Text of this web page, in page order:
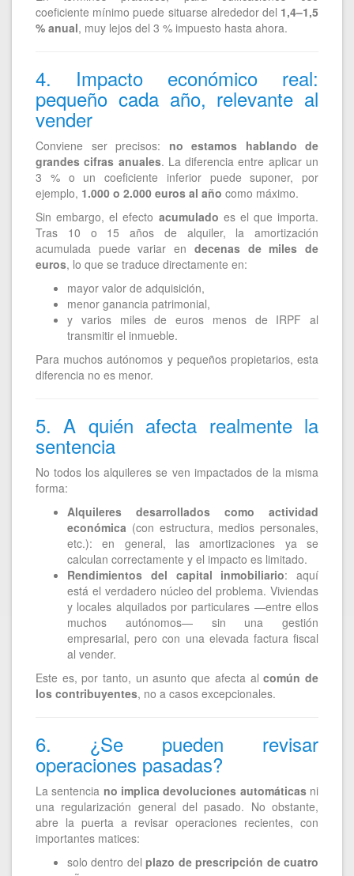
coeficiente mínimo puede situarse alrededor del 1,4–1,5
% anual, muy lejos del 3 % impuesto hasta ahora.
4. Impacto económico real:
pequeño cada año, relevante al
vender
Conviene ser precisos: no estamos hablando de
grandes cifras anuales. La diferencia entre aplicar un
3 % o un coeficiente inferior puede suponer, por
ejemplo, 1.000 o 2.000 euros al año como máximo.
Sin embargo, el efecto acumulado es el que importa.
Tras 10 o 15 años de alquiler, la amortización
acumulada puede variar en decenas de miles de
euros, lo que se traduce directamente en:
mayor valor de adquisición,
menor ganancia patrimonial,
y varios miles de euros menos de IRPF al
transmitir el inmueble.
Para muchos autónomos y pequeños propietarios, esta
diferencia no es menor.
5. A quién afecta realmente la
sentencia
No todos los alquileres se ven impactados de la misma
forma:
Alquileres desarrollados como actividad
económica (con estructura, medios personales,
etc.): en general, las amortizaciones ya se
calculan correctamente y el impacto es limitado.
Rendimientos del capital inmobiliario: aquí
está el verdadero núcleo del problema. Viviendas
y locales alquilados por particulares —entre ellos
muchos autónomos— sin una gestión
empresarial, pero con una elevada factura fiscal
al vender.
Este es, por tanto, un asunto que afecta alcomún de
los contribuyentes, no a casos excepcionales.
6. ¿Se pueden revisar
operaciones pasadas?
La sentencia no implica devoluciones automáticasni
una regularización general del pasado. No obstante,
abre la puerta a revisar operaciones recientes, con
importantes matices:
solo dentro delplazo de prescripción de cuatro